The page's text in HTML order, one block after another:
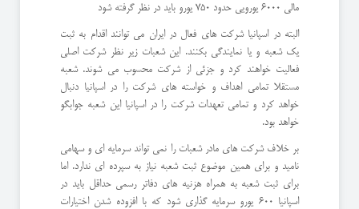
مالی 6000 یورویی حدود 750 یورو باید در نظر گرفته شود
البته در اسپانیا شرکت های فعال در ایران می توانند اقدام به ثبت
یک شعبه و یا نمایندگی بکنند. این شعبات زیر نظر شرکت اصلی
فعالیت خواهند کرد و جزئی از شرکت محسوب می شوند. شعبه
مستقلا تمامی اهداف و خواسته های شرکت را در اسپانیا دنبال
خواهد کرد و تمامی تعهدات شرکت را در اسپانیا این شعبه جوابگو
خواهد بود.
بر خلاف شرکت های مادر شعبات را نمی تواند سرمایه ای و سهامی
نامید و برای همین موضوع ثبت شعبه نیاز به سپرده ای ندارد. اما
برای ثبت شعبه به همراه هزنیه های دفاتر رسمی حداقل باید در
اسپانیا 600 یورو سرمایه گذاری شود که با افزوده شدن اختیارات